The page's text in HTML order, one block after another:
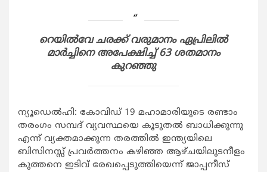
റെയില്‍വേ ചരക്ക് വരുമാനം ഏപ്രിലില്‍
മാര്‍ച്ചിനെ അപേക്ഷിച്ച് 63 ശതമാനം
കുറഞ്ഞു
ന്യൂഡെല്‍ഹി: കോവിഡ് 19 മഹാമാരിയുടെ രണ്ടാം
തരംഗം സമ്പദ് വ്യവസ്ഥയെ കൂടുതല്‍ ബാധിക്കുന്നു
എന്ന് വ്യക്തമാക്കുന്ന തരത്തില്‍ ഇന്ത്യയിലെ
ബിസിനസ്സ് പ്രവര്‍ത്തനം കഴിഞ്ഞ ആഴ്ചയിലുടനീളം
കുത്തനെ ഇടിവ് രേഖപ്പെടുത്തിയെന്ന് ജാപ്പനീസ്